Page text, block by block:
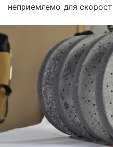
неприемлемо для